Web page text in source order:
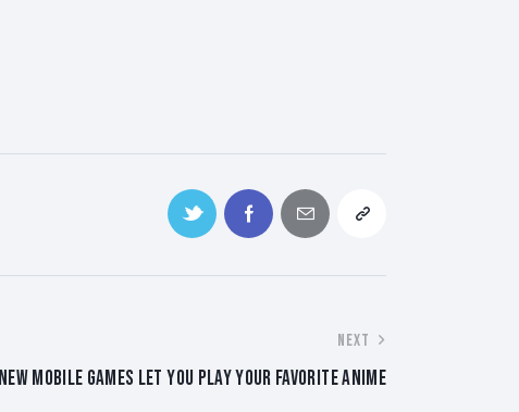
NEXT
NEW MOBILE GAMES LET YOU PLAY YOUR FAVORITE ANIME